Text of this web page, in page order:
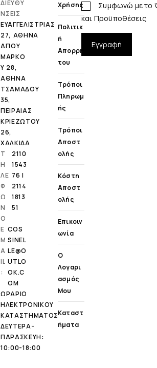
ΔΙΕΥΘΥ
ΝΣΕΙΣ
ΕΥΑΓΓΕΛΙΣΤΡΙΑΣ
27, ΑΘΗΝΑ
ΑΓΙΟΥ
ΜΑΡΚΟ
Υ 28,
ΑΘΗΝΑ
ΤΣΑΜΑΔΟΥ
35,
ΠΕΙΡΑΙΑΣ
ΚΡΙΕΖΩΤΟΥ
26,
ΧΑΛΚΙΔΑ
Τ
Η
ΛΕ
Φ
Ω
Ν
Ο
2110
1543
76 |
2114
1813
51
E
M
A
IL
:
COS
SINEL
LE@O
UTLO
OK.C
OM
ΩΡΑΡΙΟ
ΗΛΕΚΤΡΟΝΙΚΟΥ
ΚΑΤΑΣΤΗΜΑΤΟΣ
ΔΕΥΤΕΡΑ-
ΠΑΡΑΣΚΕΥΗ:
10:00-18:00
Χρήσης
Πολιτικ
Ή
Απορρή
Του
Τρόποι
Πληρωμ
Ής
Τρόποι
Αποστ
Ολής
Κόστη
Αποστ
Ολής
Επικοιν
Ωνία
Ο
Λογαρι
Ασμός
Μου
Καταστ
Ήματα
Συμφωνώ με το
και Προϋποθέσεις
Εγγραφή